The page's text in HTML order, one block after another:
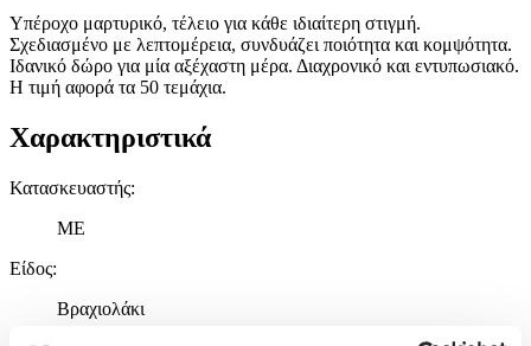
Υπέροχο μαρτυρικό, τέλειο για κάθε ιδιαίτερη στιγμή.
Σχεδιασμένο με λεπτομέρεια, συνδυάζει ποιότητα και κομψότητα.
Ιδανικό δώρο για μία αξέχαστη μέρα. Διαχρονικό και εντυπωσιακό.
Η τιμή αφορά τα 50 τεμάχια.
Χαρακτηριστικά
Κατασκευαστής:
ME
Είδος:
Βραχιολάκι